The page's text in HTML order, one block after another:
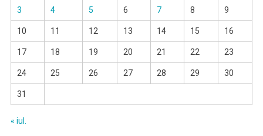
3 4 5 6 7 8 9
10 11 12 13 14 15 16
17 18 19 20 21 22 23
24 25 26 27 28 29 30
31
« iul.